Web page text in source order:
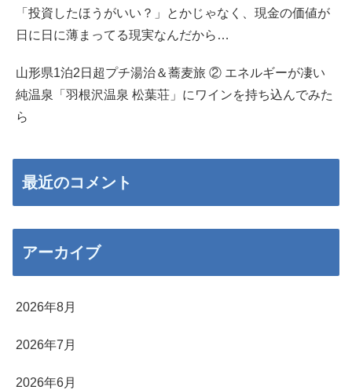
「投資したほうがいい？」とかじゃなく、現金の価値が
日に日に薄まってる現実なんだから…
山形県1泊2日超プチ湯治＆蕎麦旅 ② エネルギーが凄い
純温泉「羽根沢温泉 松葉荘」にワインを持ち込んでみた
ら
最近のコメント
アーカイブ
2026年8月
2026年7月
2026年6月